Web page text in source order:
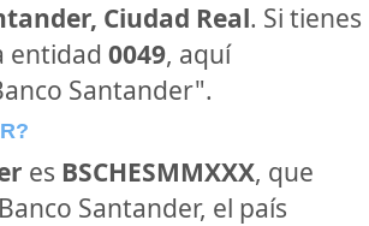
Ciudad Real. Si tienes
entidad 0049, aquí
Santander".
es BSCHESMMXXX, que
Santander, el país